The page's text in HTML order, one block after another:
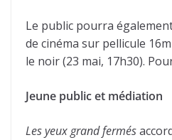
Le public pourra
de cinéma sur pellicule
le noir (23 mai, 17h30).
Jeune public et médiation
Les yeux grand fermés